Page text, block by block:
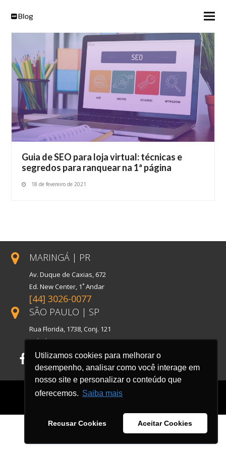
Utilizamos cookies para melhorar o
desempenho, analisar como você interage em
nosso site e personalizar o conteúdo que
oferecemos. Saiba mais
Recusar Cookies Aceitar Cookies
Guia de SEO para loja virtual: técnicas e
segredos para ranquear na 1ª página
18 de fevereiro de 2021
MARINGÁ | PR
Av. Duque de Caxias, 672
Ed. New Center, 1˚ Andar
[44] 3026-0077
SÃO PAULO | SP
Rua Florida, 1738, Conj. 121
Cidade Monções
Facebook
LinkedIn
Instagram